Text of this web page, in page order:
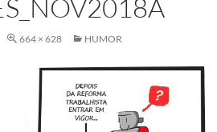
664 × 628 HUMOR